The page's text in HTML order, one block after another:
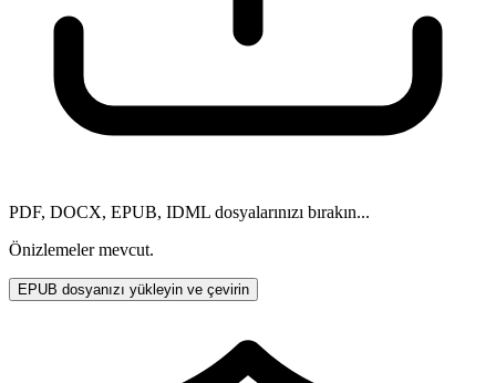
PDF, DOCX, EPUB, IDML dosyalarınızı bırakın...
Önizlemeler mevcut.
EPUB dosyanızı yükleyin ve çevirin